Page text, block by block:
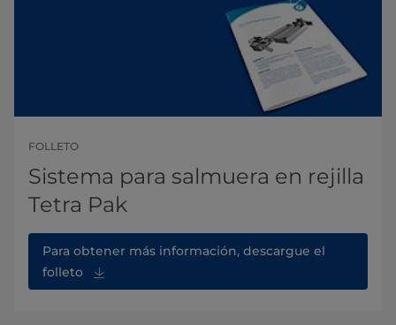
FOLLETO
Sistema para salmuera en rejilla
Tetra Pak
Para obtener más información, descargue el
folleto